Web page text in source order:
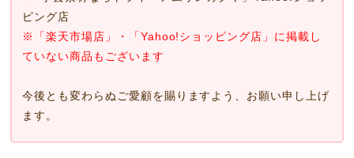
ピング店
※「楽天市場店」・「Yahoo!ショッピング店」に掲載し
ていない商品もございます
今後とも変わらぬご愛顧を賜りますよう、お願い申し上げ
ます。